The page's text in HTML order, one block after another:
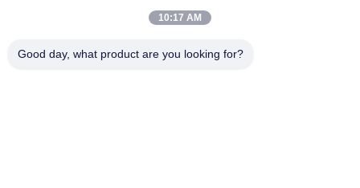
Planta 4, edificio 4, zona industrial Xintang, Baishixia, calle
10:17 AM
Good day, what product are you looking for?